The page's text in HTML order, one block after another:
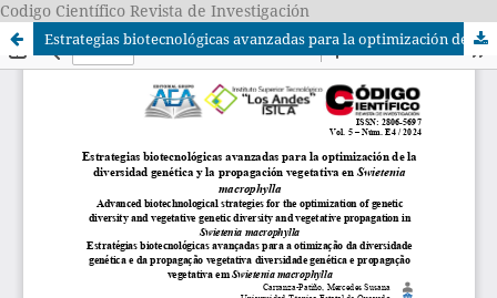
Codigo Científico Revista de Investigación
Estrategias biotecnológicas avanzadas para la optimización de la diversidad genética y la propagación vegetativa en Swietenia macrophylla